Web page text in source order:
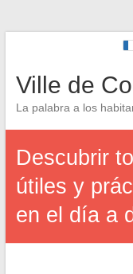
Ville de
La palabra a los
Descubrir
útiles y
en el día a